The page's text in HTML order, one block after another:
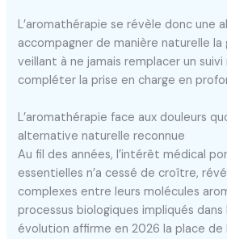
L’aromathérapie se révèle donc une
accompagner de manière naturelle la
veillant à ne jamais remplacer un suivi
compléter la prise en charge en
L’aromathérapie face aux douleurs
alternative naturelle reconnue
Au fil des années, l’intérêt médical
essentielles n’a cessé de croître,
complexes entre leurs molécules
processus biologiques impliqués
évolution affirme en 2026 la place de